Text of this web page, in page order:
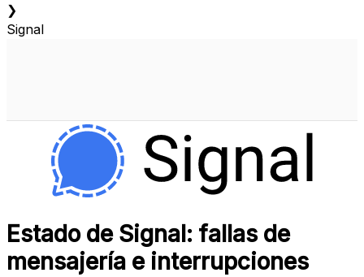
❯
Signal
Estado de Signal: fallas de
mensajería e interrupciones